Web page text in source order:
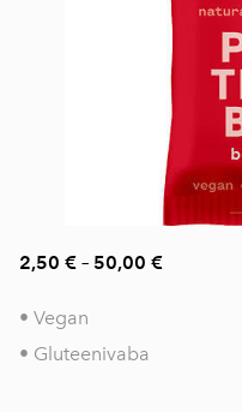
2,50 € – 50,00 €
• Vegan
• Gluteenivaba